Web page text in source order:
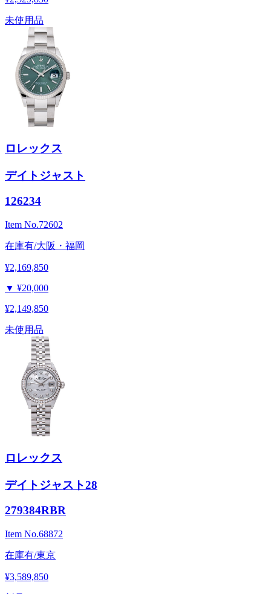
未使用品
ロレックス
デイトジャスト
126234
Item No.72602
在庫有/大阪・福岡
¥2,169,850
▼ ¥20,000
¥2,149,850
未使用品
ロレックス
デイトジャスト28
279384RBR
Item No.68872
在庫有/東京
¥3,589,850